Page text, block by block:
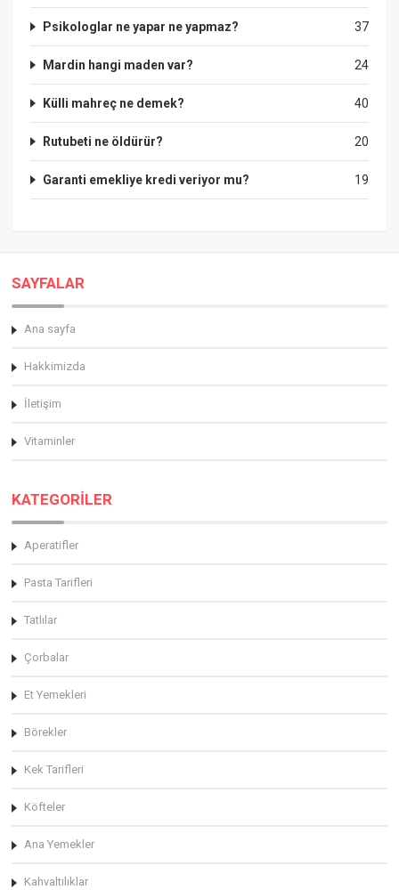
37
Psikologlar ne yapar ne yapmaz?
24
Mardin hangi maden var?
40
Külli mahreç ne demek?
20
Rutubeti ne öldürür?
19
Garanti emekliye kredi veriyor mu?
SAYFALAR
Ana sayfa
Hakkimizda
İletişim
Vitaminler
KATEGORİLER
Aperatifler
Pasta Tarifleri
Tatlılar
Çorbalar
Et Yemekleri
Börekler
Kek Tarifleri
Köfteler
Ana Yemekler
Kahvaltılıklar